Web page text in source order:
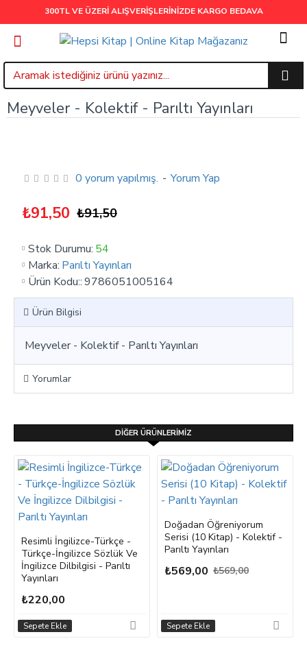
300TL VE ÜZERİ ALIŞVERİŞLERİNİZDE KARGO BEDAVA
Meyveler - Kolektif - Parıltı Yayınları
Stok Durumu: 54
Marka: Parıltı Yayınları
Ürün Kodu::9786051005164
0 yorum yapılmış. - Yorum Yap
₺91,50 ₺91,50
Ürün Bilgisi
Meyveler - Kolektif - Parıltı Yayınları
Yorumlar
DIĞER ÜRÜNLERIMIZ
Resimli İngilizce-Türkçe -
Türkçe-İngilizce Sözlük Ve
İngilizce Dilbilgisi - Parıltı
Yayınları
₺220,00
Sepete Ekle
Doğadan Öğreniyorum
Serisi (10 Kitap) - Kolektif -
Parıltı Yayınları
₺569,00 ₺569,00
Sepete Ekle